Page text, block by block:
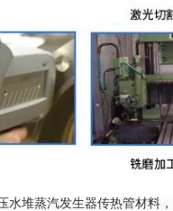
水堆蒸汽发生器传热管材料